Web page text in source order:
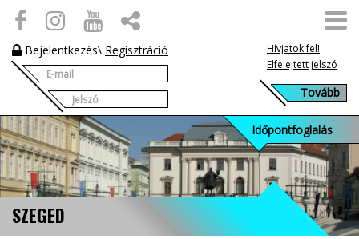
Bejelentkezés\ Regisztráció
Hívjatok fel!
Elfelejtett jelszó
Időpontfoglalás
SZEGED